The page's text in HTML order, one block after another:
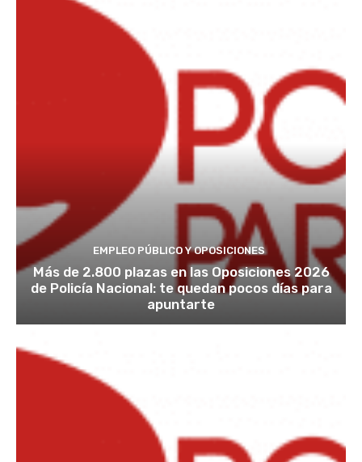
EMPLEO PÚBLICO Y OPOSICIONES
Más de 2.800 plazas en las Oposiciones 2026
de Policía Nacional: te quedan pocos días para
apuntarte